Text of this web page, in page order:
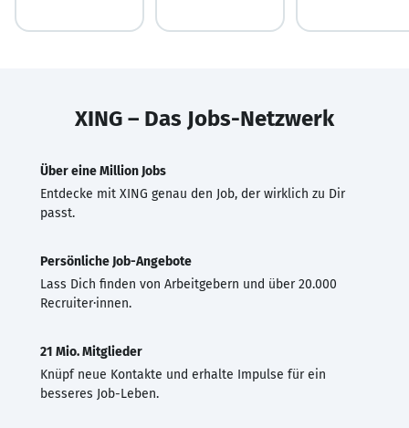
XING – Das Jobs-Netzwerk
Über eine Million Jobs
Entdecke mit XING genau den Job, der wirklich zu Dir
passt.
Persönliche Job-Angebote
Lass Dich finden von Arbeitgebern und über 20.000
Recruiter·innen.
21 Mio. Mitglieder
Knüpf neue Kontakte und erhalte Impulse für ein
besseres Job-Leben.